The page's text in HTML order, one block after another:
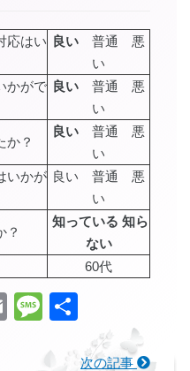
応はい 良い 普通 悪
い
かがで 良い 普通 悪
い
か？
良い 普通 悪
い
いかが 良い 普通 悪
い
？
知っている 知ら
ない
60代
EmailMessage
有
次の記事